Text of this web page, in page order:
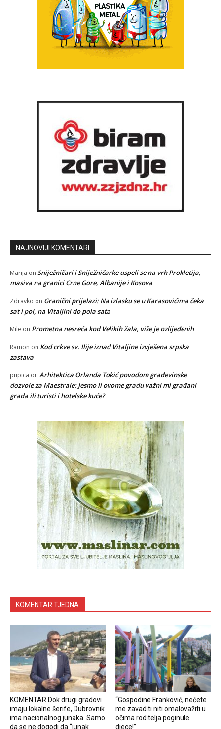
NAJNOVIJI KOMENTARI
Marija on Sniježničari i Sniježničarke uspeli se na vrh Prokletija,
masiva na granici Crne Gore, Albanije i Kosova
Zdravko on Granični prijelazi: Na izlasku se u Karasovićima čeka
sat i pol, na Vitaljini do pola sata
Mile on Prometna nesreća kod Velikih žala, više je ozlijeđenih
Ramon on Kod crkve sv. Ilije iznad Vitaljine izvješena srpska
zastava
pupica on Arhitektica Orlanda Tokić povodom građevinske
dozvole za Maestrale: Jesmo li ovome gradu važni mi građani
grada ili turisti i hotelske kuće?
KOMENTAR TJEDNA
KOMENTAR Dok drugi gradovi
imaju lokalne šerife, Dubrovnik
ima nacionalnog junaka. Samo
da se ne dogodi da “junak
“Gospodine Franković, nećete
me zavaditi niti omalovažiti u
očima roditelja poginule
djece!”